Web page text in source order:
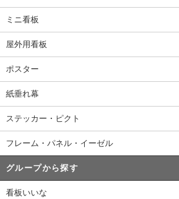
ミニ看板
屋外用看板
ポスター
紙垂れ幕
ステッカー・ピクト
フレーム・パネル・イーゼル
グループから探す
看板いいな